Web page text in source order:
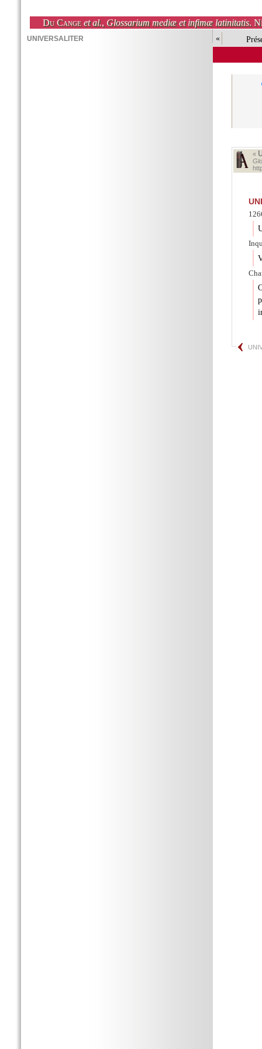
Du Cange et al., Glossarium mediæ et infimæ latinitatis.
«
«